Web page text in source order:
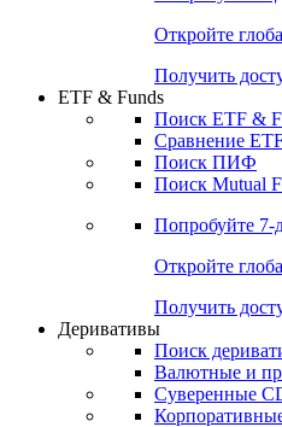
Откройте
Получить
ETF & Funds
Поиск ETF &
Сравнение
Поиск ПИФ
Поиск Mutual
Попробуйте 7-
Откройте
Получить
Деривативы
Поиск
Валютные и
Суверенные